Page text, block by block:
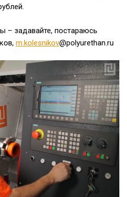
– задавайте, постараюсь
m.kolesnikov@polyurethan.ru